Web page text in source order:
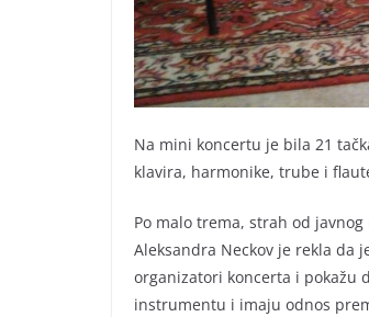
Na mini koncertu je bila 21
klavira, harmonike, trube i
Po malo trema, strah od
Aleksandra Neckov je rekla da
organizatori koncerta i pokažu
instrumentu i imaju odnos